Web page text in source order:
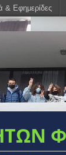
& Εφημερίδες